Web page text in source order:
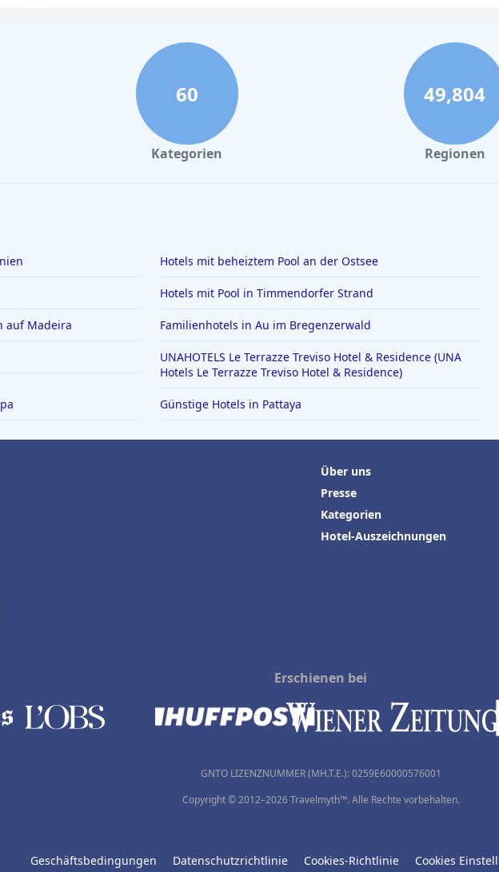
60
Kategorien
49,804
Regionen
Hotels mit beheiztem Pool an der Ostsee
Hotels mit Pool in Timmendorfer Strand
auf Madeira Familienhotels in Au im Bregenzerwald
UNAHOTELS Le Terrazze Treviso Hotel & Residence (UNA
Hotels Le Terrazze Treviso Hotel & Residence)
Günstige Hotels in Pattaya
Über uns
Presse
Kategorien
Hotel-Auszeichnungen
Erschienen bei
GNTO LIZENZNUMMER (MH.T.E.): 0259Ε60000576001
Copyright © 2012–2026 Travelmyth™. Alle Rechte vorbehalten.
Geschäftsbedingungen Datenschutzrichtlinie Cookies-Richtlinie Cookies